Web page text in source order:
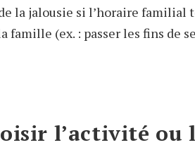
la jalousie si l’horaire familial
famille (ex. : passer les fins de
l’activité ou